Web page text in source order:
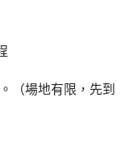
（場地有限，先到